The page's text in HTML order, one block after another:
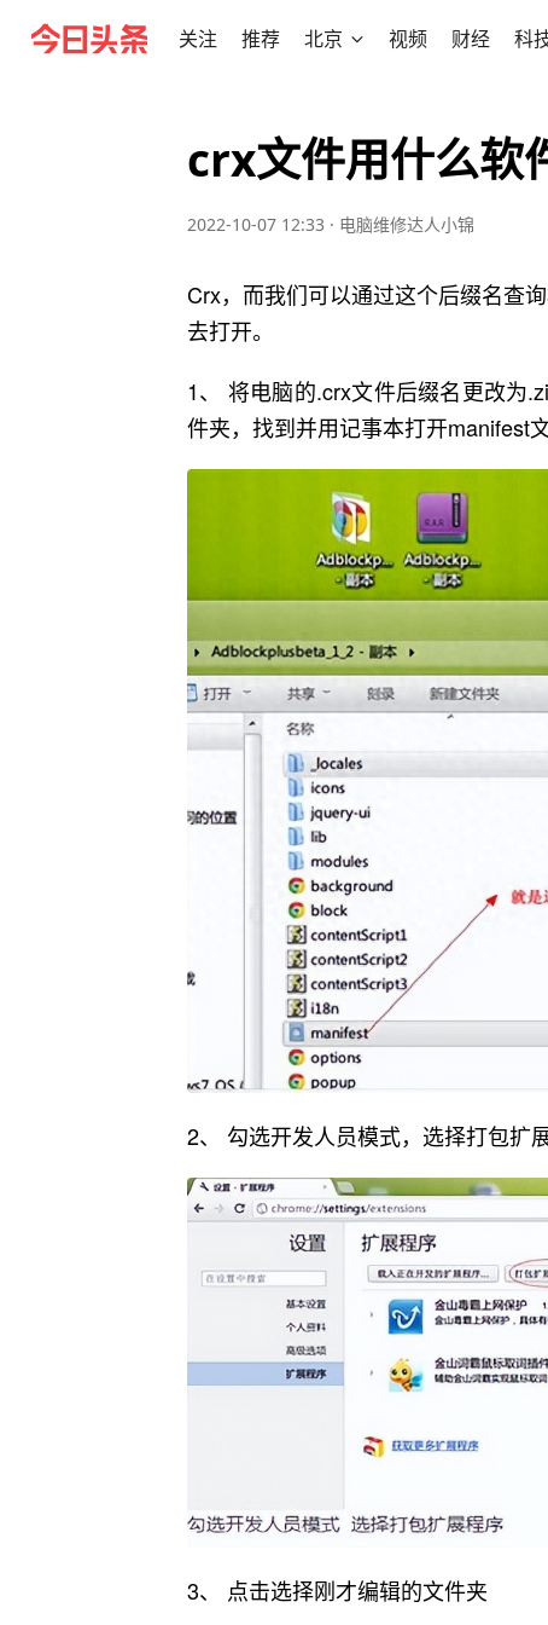
关注 推荐 北京 视频 财经 科
crx文件用什么软
2022-10-07 12:33 · 电脑维修达人小锦
Crx，而我们可以通过这个后缀名查
去打开。
1、 将电脑的.crx文件后缀名更改为
件夹，找到并用记事本打开manifest
2、 勾选开发人员模式，选择打包扩
3、 点击选择刚才编辑的文件夹